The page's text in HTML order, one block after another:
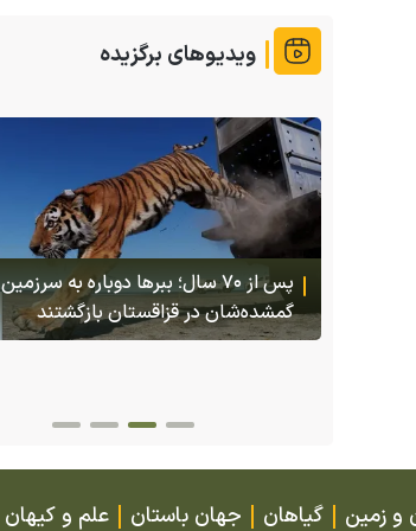
ویدیوهای برگزیده
پس از ۷۰ سال؛ ببرها دوباره به سرزمین
گمشده‌شان در قزاقستان بازگشتند
و زمین گیاهان جهان باستان علم و کیهان